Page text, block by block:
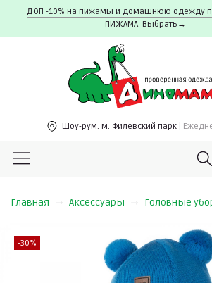
ДОП -10% на пижамы и домашнюю одежду
ПИЖАМА. Выбрать→
Шоу-рум: м. Филевский парк |
Главная Аксессуары Головные
-30%